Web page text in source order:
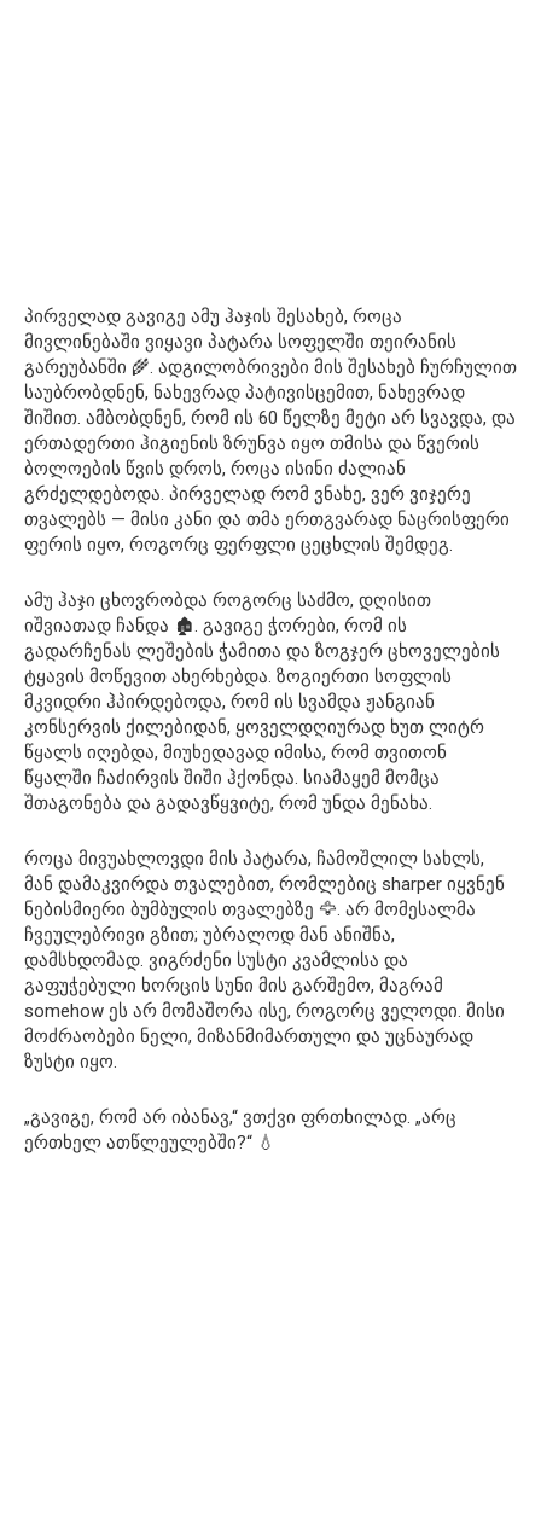
პირველად გავიგე ამუ ჰაჯის შესახებ, როცა
მივლინებაში ვიყავი პატარა სოფელში თეირანის
გარეუბანში 🌾. ადგილობრივები მის შესახებ ჩურჩულით
საუბრობდნენ, ნახევრად პატივისცემით, ნახევრად
შიშით. ამბობდნენ, რომ ის 60 წელზე მეტი არ სვავდა, და
ერთადერთი ჰიგიენის ზრუნვა იყო თმისა და წვერის
ბოლოების წვის დროს, როცა ისინი ძალიან
გრძელდებოდა. პირველად რომ ვნახე, ვერ ვიჯერე
თვალებს — მისი კანი და თმა ერთგვარად ნაცრისფერი
ფერის იყო, როგორც ფერფლი ცეცხლის შემდეგ.
ამუ ჰაჯი ცხოვრობდა როგორც საძმო, დღისით
იშვიათად ჩანდა 🏚️. გავიგე ჭორები, რომ ის
გადარჩენას ლეშების ჭამითა და ზოგჯერ ცხოველების
ტყავის მოწევით ახერხებდა. ზოგიერთი სოფლის
მკვიდრი ჰპირდებოდა, რომ ის სვამდა ჟანგიან
კონსერვის ქილებიდან, ყოველდღიურად ხუთ ლიტრ
წყალს იღებდა, მიუხედავად იმისა, რომ თვითონ
წყალში ჩაძირვის შიში ჰქონდა. სიამაყემ მომცა
შთაგონება და გადავწყვიტე, რომ უნდა მენახა.
როცა მივუახლოვდი მის პატარა, ჩამოშლილ სახლს,
მან დამაკვირდა თვალებით, რომლებიც sharper იყვნენ
ნებისმიერი ბუმბულის თვალებზე 🦅. არ მომესალმა
ჩვეულებრივი გზით; უბრალოდ მან ანიშნა,
დამსხდომად. ვიგრძენი სუსტი კვამლისა და
გაფუჭებული ხორცის სუნი მის გარშემო, მაგრამ
somehow ეს არ მომაშორა ისე, როგორც ველოდი. მისი
მოძრაობები ნელი, მიზანმიმართული და უცნაურად
ზუსტი იყო.
„გავიგე, რომ არ იბანავ,“ ვთქვი ფრთხილად. „არც
ერთხელ ათწლეულებში?“ 💧